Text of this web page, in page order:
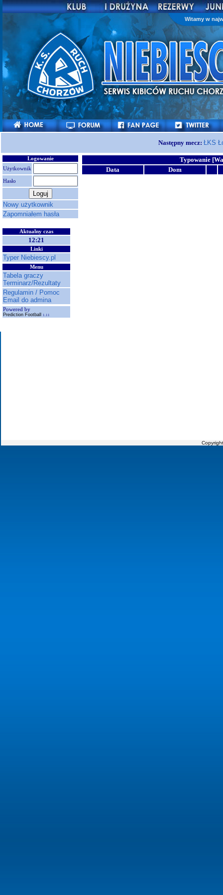
Witamy w
Następny mecz: ŁKS
Logowanie
Użytkownik
Hasło
Nowy użytkownik
Zapomniałem hasła
Aktualny czas
12:21
Linki
Typer Niebiescy.pl
Menu
Tabela graczy
Terminarz/Rezultaty
Regulamin / Pomoc
Email do admina
Powered by
Prediction Football 1.11
Typowanie
Data
Dom